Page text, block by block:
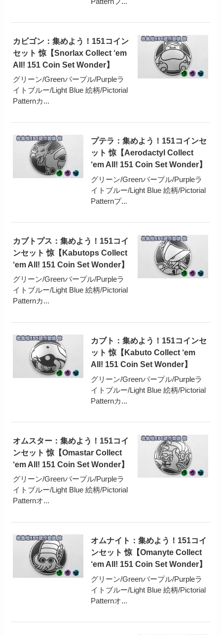
カビゴン：集めよう！151コイン
セット 惊【Snorlax Collect ‘em
All! 151 Coin Set Wonder】
グリーン/Greenパープル/Purpleラ
イトブルー/Light Blue 絵柄/Pictorial
Patternカ...
プテラ：集めよう！151コインセ
ット 惊【Aerodactyl Collect
‘em All! 151 Coin Set Wonder】
グリーン/Greenパープル/Purpleラ
イトブルー/Light Blue 絵柄/Pictorial
Patternプ...
カブトプス：集めよう！151コイ
ンセット 惊【Kabutops Collect
‘em All! 151 Coin Set Wonder】
グリーン/Greenパープル/Purpleラ
イトブルー/Light Blue 絵柄/Pictorial
Patternカ...
カブト：集めよう！151コインセ
ット 惊【Kabuto Collect ‘em
All! 151 Coin Set Wonder】
グリーン/Greenパープル/Purpleラ
イトブルー/Light Blue 絵柄/Pictorial
Patternカ...
オムスター：集めよう！151コイ
ンセット 惊【Omastar Collect
‘em All! 151 Coin Set Wonder】
グリーン/Greenパープル/Purpleラ
イトブルー/Light Blue 絵柄/Pictorial
Patternオ...
オムナイト：集めよう！151コイ
ンセット 惊【Omanyte Collect
‘em All! 151 Coin Set Wonder】
グリーン/Greenパープル/Purpleラ
イトブルー/Light Blue 絵柄/Pictorial
Patternオ...